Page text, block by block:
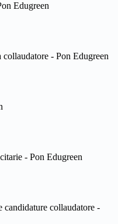
Edugreen
- Pon Edugreen
- Pon Edugreen
candidature collaudatore -